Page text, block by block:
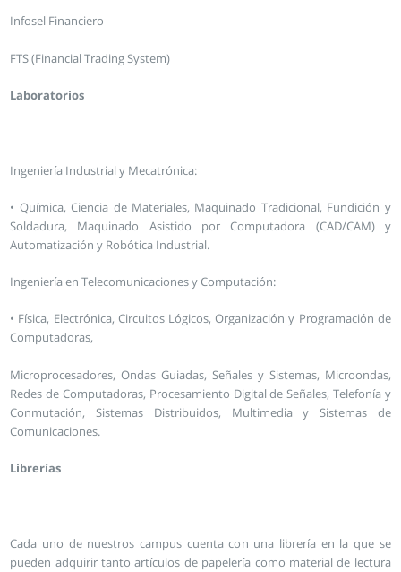
Infosel Financiero
FTS (Financial Trading System)
Laboratorios
Ingeniería Industrial y Mecatrónica:
• Química, Ciencia de Materiales, Maquinado Tradicional, Fundición y
Soldadura, Maquinado Asistido por Computadora (CAD/CAM) y
Automatización y Robótica Industrial.
Ingeniería en Telecomunicaciones y Computación:
• Física, Electrónica, Circuitos Lógicos, Organización y Programación de
Computadoras,
Microprocesadores, Ondas Guiadas, Señales y Sistemas, Microondas,
Redes de Computadoras, Procesamiento Digital de Señales, Telefonía y
Conmutación, Sistemas Distribuidos, Multimedia y Sistemas de
Comunicaciones.
Librerías
Cada uno de nuestros campus cuenta con una librería en la que se
pueden adquirir tanto artículos de papelería como material de lectura